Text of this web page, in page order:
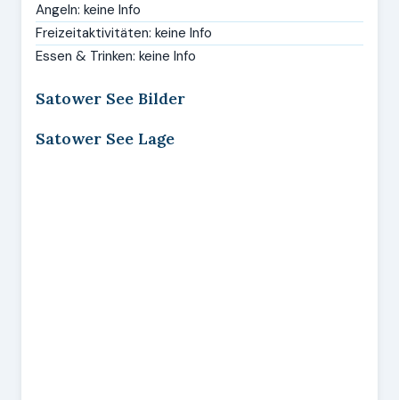
Angeln: keine Info
Freizeitaktivitäten: keine Info
Essen & Trinken: keine Info
Satower See Bilder
Satower See Lage